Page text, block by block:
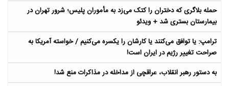
حمله بلاگری که دختران را کتک می‌زد به مأموران پلیس؛ شرور تهران در
بیمارستان بستری شد + ویدئو
ترامپ: یا توافق می‌کنند یا کارشان را یکسره می‌کنیم / خواسته آمریکا به
صراحت تغییر رژیم در ایران است!
به دستور رهبر انقلاب، عراقچی از مداخله در مذاکرات منع شد!